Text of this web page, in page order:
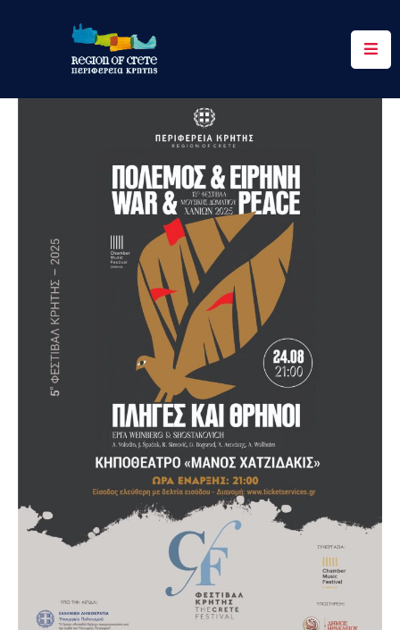
Περιφέρεια
Ψηφιακές
Υπηρεσίες
Επικοινωνία